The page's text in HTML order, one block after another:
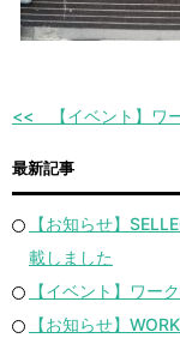
【イベント】
最新記事
【お知らせ】
載しました
【イベント】ワー
【お知らせ】